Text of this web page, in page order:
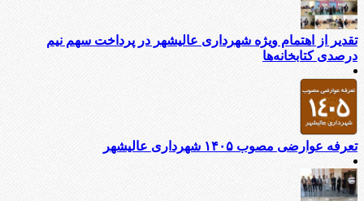
تقدیر از اهتمام ویژه شهرداری عالیشهر در پرداخت سهم نیم
درصدی کتابخانه‌ها
تعرفه عوارضی مصوب ۱۴۰۵ شهرداری عالیشهر